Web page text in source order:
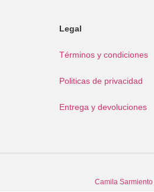
Legal
Términos y condiciones
Politicas de privacidad
Entrega y devoluciones
Camila